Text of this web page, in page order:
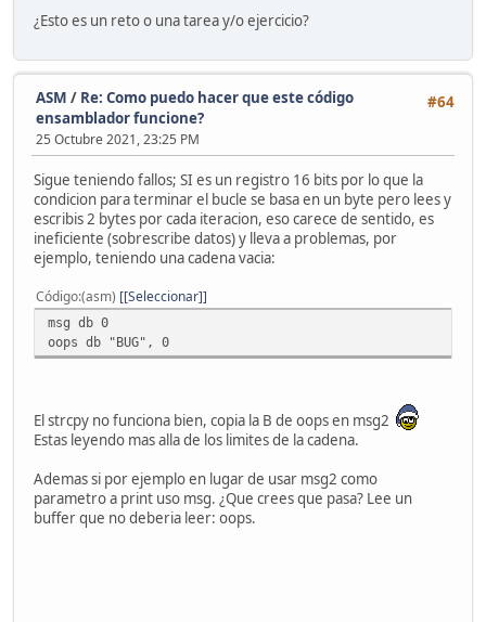
¿Esto es un reto o una tarea y/o ejercicio?
#64
ASM / Re: Como puedo hacer que este código
ensamblador funcione?
25 Octubre 2021, 23:25 PM
Sigue teniendo fallos; SI es un registro 16 bits por lo que la
condicion para terminar el bucle se basa en un byte pero lees y
escribis 2 bytes por cada iteracion, eso carece de sentido, es
ineficiente (sobrescribe datos) y lleva a problemas, por
ejemplo, teniendo una cadena vacia:
Código(asm) [Seleccionar]
msg db 0
oops db "BUG", 0
El strcpy no funciona bien, copia la B de oops en msg2
Estas leyendo mas alla de los limites de la cadena.
Ademas si por ejemplo en lugar de usar msg2 como
parametro a print uso msg. ¿Que crees que pasa? Lee un
buffer que no deberia leer: oops.